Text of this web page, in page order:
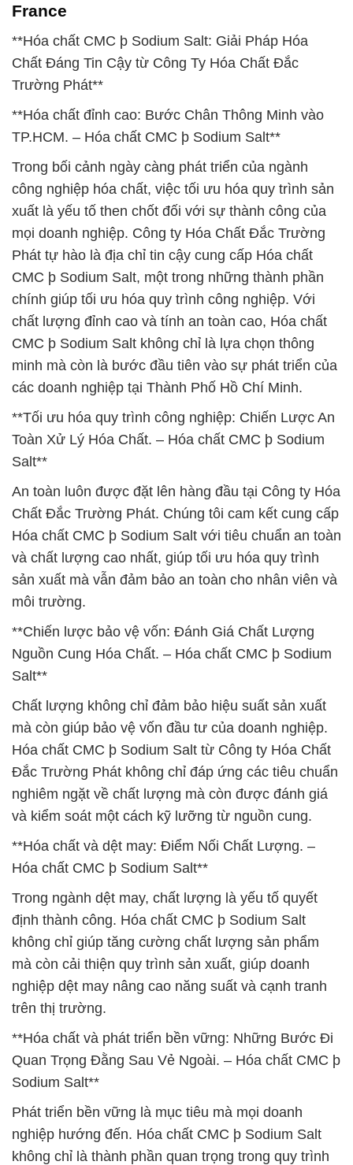
France
**Hóa chất CMC þ Sodium Salt: Giải Pháp Hóa
Chất Đáng Tin Cậy từ Công Ty Hóa Chất Đắc
Trường Phát**
**Hóa chất đỉnh cao: Bước Chân Thông Minh vào
TP.HCM. – Hóa chất CMC þ Sodium Salt**
Trong bối cảnh ngày càng phát triển của ngành
công nghiệp hóa chất, việc tối ưu hóa quy trình sản
xuất là yếu tố then chốt đối với sự thành công của
mọi doanh nghiệp. Công ty Hóa Chất Đắc Trường
Phát tự hào là địa chỉ tin cậy cung cấp Hóa chất
CMC þ Sodium Salt, một trong những thành phần
chính giúp tối ưu hóa quy trình công nghiệp. Với
chất lượng đỉnh cao và tính an toàn cao, Hóa chất
CMC þ Sodium Salt không chỉ là lựa chọn thông
minh mà còn là bước đầu tiên vào sự phát triển của
các doanh nghiệp tại Thành Phố Hồ Chí Minh.
**Tối ưu hóa quy trình công nghiệp: Chiến Lược An
Toàn Xử Lý Hóa Chất. – Hóa chất CMC þ Sodium
Salt**
An toàn luôn được đặt lên hàng đầu tại Công ty Hóa
Chất Đắc Trường Phát. Chúng tôi cam kết cung cấp
Hóa chất CMC þ Sodium Salt với tiêu chuẩn an toàn
và chất lượng cao nhất, giúp tối ưu hóa quy trình
sản xuất mà vẫn đảm bảo an toàn cho nhân viên và
môi trường.
**Chiến lược bảo vệ vốn: Đánh Giá Chất Lượng
Nguồn Cung Hóa Chất. – Hóa chất CMC þ Sodium
Salt**
Chất lượng không chỉ đảm bảo hiệu suất sản xuất
mà còn giúp bảo vệ vốn đầu tư của doanh nghiệp.
Hóa chất CMC þ Sodium Salt từ Công ty Hóa Chất
Đắc Trường Phát không chỉ đáp ứng các tiêu chuẩn
nghiêm ngặt về chất lượng mà còn được đánh giá
và kiểm soát một cách kỹ lưỡng từ nguồn cung.
**Hóa chất và dệt may: Điểm Nối Chất Lượng. –
Hóa chất CMC þ Sodium Salt**
Trong ngành dệt may, chất lượng là yếu tố quyết
định thành công. Hóa chất CMC þ Sodium Salt
không chỉ giúp tăng cường chất lượng sản phẩm
mà còn cải thiện quy trình sản xuất, giúp doanh
nghiệp dệt may nâng cao năng suất và cạnh tranh
trên thị trường.
**Hóa chất và phát triển bền vững: Những Bước Đi
Quan Trọng Đằng Sau Vẻ Ngoài. – Hóa chất CMC þ
Sodium Salt**
Phát triển bền vững là mục tiêu mà mọi doanh
nghiệp hướng đến. Hóa chất CMC þ Sodium Salt
không chỉ là thành phần quan trọng trong quy trình